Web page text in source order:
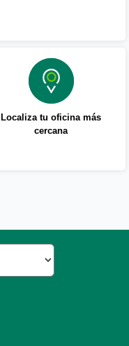
Localiza tu oficina más
cercana